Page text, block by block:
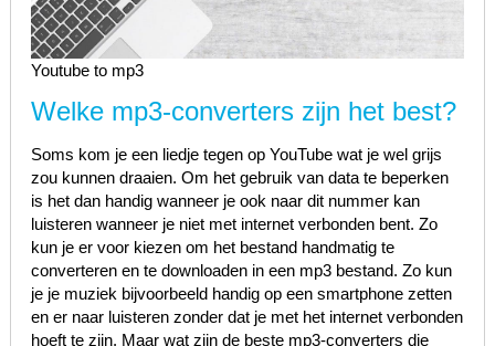
Youtube to mp3
Welke mp3-converters zijn het best?
Soms kom je een liedje tegen op YouTube wat je wel grijs
zou kunnen draaien. Om het gebruik van data te beperken
is het dan handig wanneer je ook naar dit nummer kan
luisteren wanneer je niet met internet verbonden bent. Zo
kun je er voor kiezen om het bestand handmatig te
converteren en te downloaden in een mp3 bestand. Zo kun
je je muziek bijvoorbeeld handig op een smartphone zetten
en er naar luisteren zonder dat je met het internet verbonden
hoeft te zijn. Maar wat zijn de beste mp3-converters die